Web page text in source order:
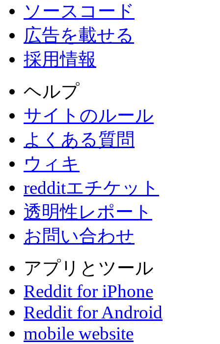
ソースコード
広告を載せる
採用情報
ヘルプ
サイトのルール
よくある質問
ウィキ
redditエチケット
透明性レポート
お問い合わせ
アプリとツール
Reddit for iPhone
Reddit for Android
mobile website